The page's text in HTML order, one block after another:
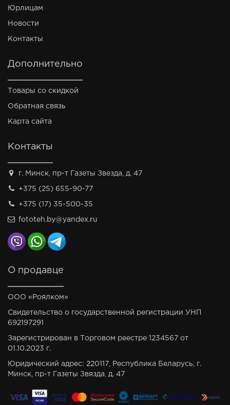
Юрлицам
Новости
Контакты
Дополнительно
Товары со скидкой
Обратная связь
Карта сайта
Контакты
г. Минск, пр-т Газеты Звезда, д. 47
+375 (25) 655-90-77
+375 (17) 35-500-35
fototeh.by@yandex.ru
О продавце
ООО «Роялком»
Свидетельство о государственной регистрации УНП
692197291
Зарегистрирован в Торговом реестре 1234567 от
01.10.2023 г.
Юридический адрес: 220117, Республика Беларусь, г.
Минск, пр-т Газеты Звязда, д. 47